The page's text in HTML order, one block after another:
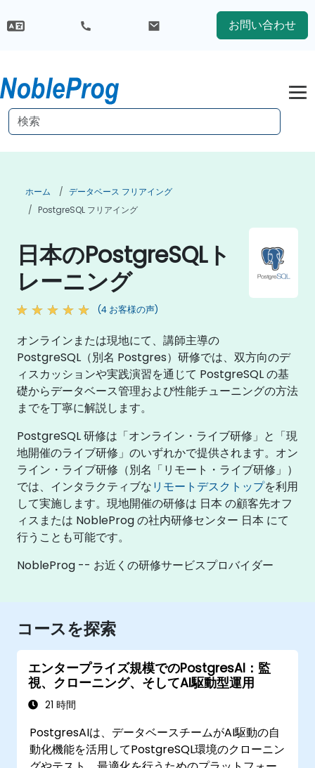
お問い合わせ
ホーム
データベース フリアイング
PostgreSQL フリアイング
日本のPostgreSQLト
レーニング
(4 お客様の声)
オンラインまたは現地にて、講師主導の
PostgreSQL（別名 Postgres）研修では、双方向のデ
ィスカッションや実践演習を通じて PostgreSQL の基
礎からデータベース管理および性能チューニングの方法
までを丁寧に解説します。
PostgreSQL 研修は「オンライン・ライブ研修」と「現
地開催のライブ研修」のいずれかで提供されます。オン
ライン・ライブ研修（別名「リモート・ライブ研修」）
では、インタラクティブなリモートデスクトップを利用
して実施します。現地開催の研修は 日本 の顧客先オフ
ィスまたは NobleProg の社内研修センター 日本 にて
行うことも可能です。
NobleProg -- お近くの研修サービスプロバイダー
コースを探索
エンタープライズ規模でのPostgresAI：監
視、クローニング、そしてAI駆動型運用
21 時間
PostgresAIは、データベースチームがAI駆動の自
動化機能を活用してPostgreSQL環境のクローニン